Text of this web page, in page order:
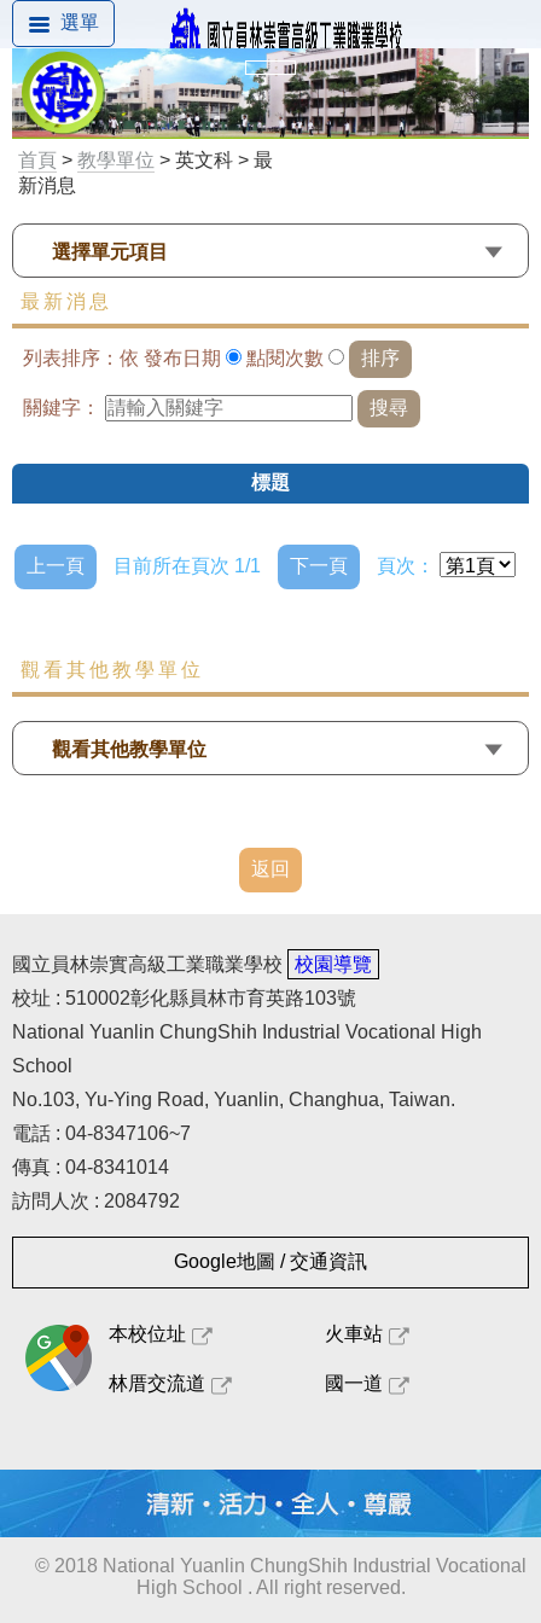
選單
首頁 > 教學單位 > 英文科 > 最
新消息
選擇單元項目
最新消息
列表排序：依 發布日期 點閱次數
關鍵字：
標題
上一頁 目前所在頁次 1/1 下一頁 頁次：
觀看其他教學單位
觀看其他教學單位
返回
國立員林崇實高級工業職業學校
校園導覽
校址 : 510002彰化縣員林市育英路103號
National Yuanlin ChungShih Industrial Vocational High
School
No.103, Yu-Ying Road, Yuanlin, Changhua, Taiwan.
電話 : 04-8347106~7
傳真 : 04-8341014
訪問人次 : 2084792
Google地圖 / 交通資訊
本校位址 火車站
林厝交流道 國一道
© 2018 National Yuanlin ChungShih Industrial Vocational
High School . All right reserved.